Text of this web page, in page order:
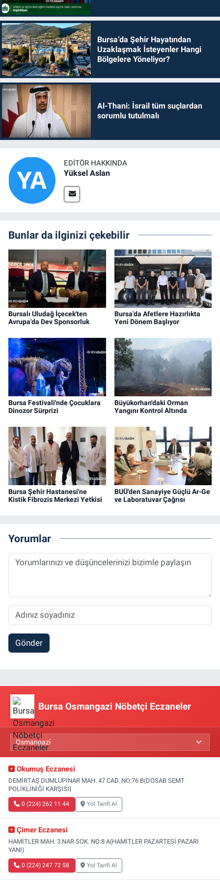
Bursa’da Şehir Hayatından
Uzaklaşmak İsteyenler Hangi
Bölgelere Yöneliyor?
Al-Thani: İsrail tüm suçlardan
sorumlu tutulmalı
EDITÖR HAKKINDA
Yüksel Aslan
Bunlar da ilginizi çekebilir
Bursalı Uludağ İçecek'ten
Avrupa'da Dev Sponsorluk
Bursa'da Afetlere Hazırlıkta
Yeni Dönem Başlıyor
Bursa Festivali'nde Çocuklara
Dinozor Sürprizi
Büyükorhan'daki Orman
Yangını Kontrol Altında
Bursa Şehir Hastanesi'ne
Kistik Fibrozis Merkezi Yetkisi
BUÜ'den Sanayiye Güçlü Ar-Ge
ve Laboratuvar Çağrısı
Yorumlar
Gönder
Bursa Osmangazi Nöbetçi Eczaneler
Okumuş Eczanesi
DEMİRTAŞ DUMLUPINAR MAH. 47.CAD. NO:76 B(DOSAB SEMT
POLİKLİNİĞİ KARŞISI)
0 (224) 262 11 44 Yol Tarifi Al
Çimer Eczanesi
HAMİTLER MAH. 3.NAR SOK. NO:8 A(HAMİTLER PAZARTESİ PAZARI
YANI)
0 (224) 247 72 58 Yol Tarifi Al